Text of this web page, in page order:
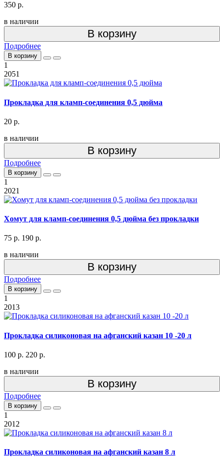
350 р.
в наличии
В корзину
Подробнее
В корзину
1
2051
Прокладка для кламп-соединения 0,5 дюйма
20 р.
в наличии
В корзину
Подробнее
В корзину
1
2021
Хомут для кламп-соединения 0,5 дюйма без прокладки
75 р. 190 р.
в наличии
В корзину
Подробнее
В корзину
1
2013
Прокладка силиконовая на афганский казан 10 -20 л
100 р. 220 р.
в наличии
В корзину
Подробнее
В корзину
1
2012
Прокладка силиконовая на афганский казан 8 л